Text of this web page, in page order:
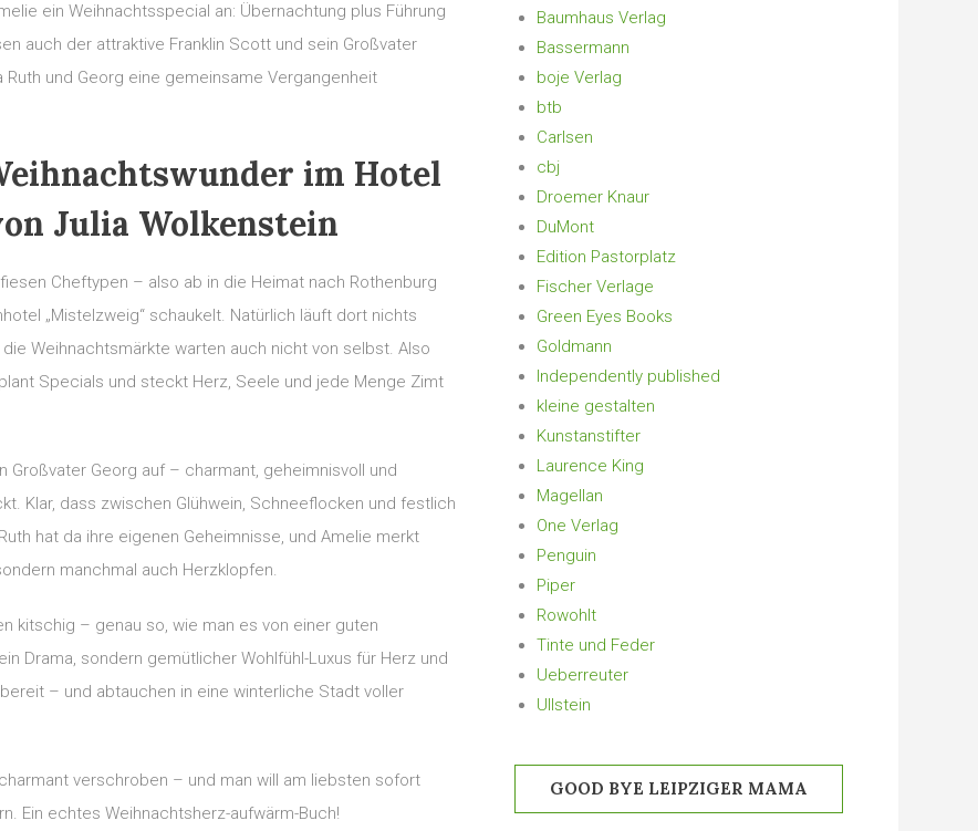
ein Weihnachtsspecial an: Übernachtung plus Führung
auch der attraktive Franklin Scott und sein Großvater
und Georg eine gemeinsame Vergangenheit
im Hotel
Julia Wolkenstein
Cheftypen – also ab in die Heimat nach Rothenburg
„Mistelzweig“ schaukelt. Natürlich läuft dort nichts
Weihnachtsmärkte warten auch nicht von selbst. Also
Specials und steckt Herz, Seele und jede Menge Zimt
Großvater Georg auf – charmant, geheimnisvoll und
Klar, dass zwischen Glühwein, Schneeflocken und festlich
hat da ihre eigenen Geheimnisse, und Amelie merkt
manchmal auch Herzklopfen.
kitschig – genau so, wie man es von einer guten
Drama, sondern gemütlicher Wohlfühl-Luxus für Herz und
– und abtauchen in eine winterliche Stadt voller
verschroben – und man will am liebsten sofort
Ein echtes Weihnachtsherz-aufwärm-Buch!
Baumhaus Verlag
Bassermann
boje Verlag
btb
Carlsen
cbj
Droemer Knaur
DuMont
Edition Pastorplatz
Fischer Verlage
Green Eyes Books
Goldmann
Independently published
kleine gestalten
Kunstanstifter
Laurence King
Magellan
One Verlag
Penguin
Piper
Rowohlt
Tinte und Feder
Ueberreuter
Ullstein
GOOD BYE LEIPZIGER MAMA